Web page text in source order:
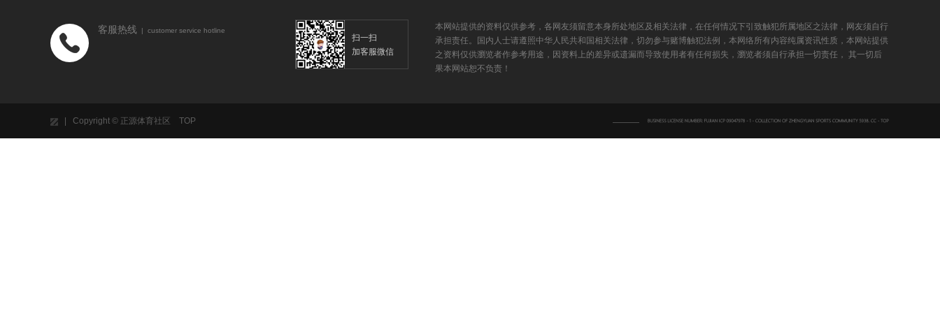
客服热线 | customer service hotline
扫一扫
加客服微信
本网站提供的资料仅供参考，各网友须留意本身所处地区及相关法律，在任何情况下引致触犯所属地区之法律，网友须自行
承担责任。国内人士请遵照中华人民共和国相关法律，切勿参与赌博触犯法例，本网络所有内容纯属资讯性质，本网站提供
之资料仅供瀏览者作参考用途，因资料上的差异或遗漏而导致使用者有任何损失，瀏览者须自行承担一切责任， 其一切后
果本网站恕不负责！
| Copyright © 正源体育社区 TOP